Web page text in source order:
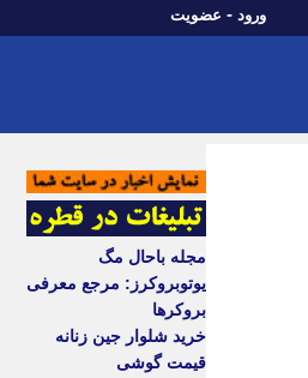
ورود - عضویت
مجله باحال مگ
یوتوبروکرز: مرجع معرفی
بروکرها
خرید شلوار جین زنانه
قیمت گوشی